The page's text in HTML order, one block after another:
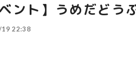
ベント】うめだどう
22:38